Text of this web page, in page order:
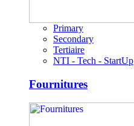
Primary
Secondary
Tertiaire
NTI - Tech - StartUp
Fournitures